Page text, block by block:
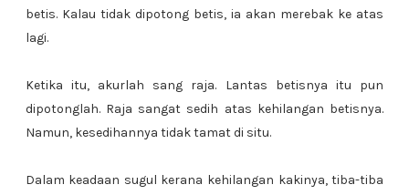
betis. Kalau tidak dipotong betis, ia akan merebak ke atas
lagi.
Ketika itu, akurlah sang raja. Lantas betisnya itu pun
dipotonglah. Raja sangat sedih atas kehilangan betisnya.
Namun, kesedihannya tidak tamat di situ.
Dalam keadaan sugul kerana kehilangan kakinya, tiba-tiba